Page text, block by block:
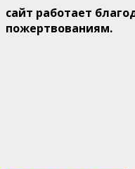
сайт работает
пожертвованиям.